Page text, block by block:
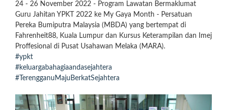
24 - 26 November 2022 - Program Lawatan Bermaklumat
Guru Jahitan YPKT 2022 ke My Gaya Month - Persatuan
Pereka Bumiputra Malaysia (MBDA) yang bertempat di
Fahrenheit88, Kuala Lumpur dan Kursus Keterampilan dan Imej
Proffesional di Pusat Usahawan Melaka (MARA).
#ypkt
#keluargabahagiaandasejahtera
#TerengganuMajuBerkatSejahtera